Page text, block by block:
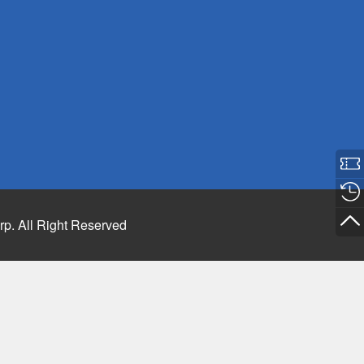
All Right Reserved